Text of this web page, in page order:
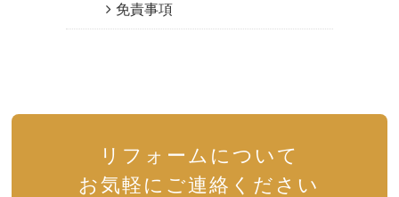
免責事項
リフォームについて
お気軽にご連絡ください